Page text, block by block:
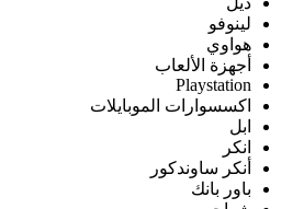
لينوفو
هواوي
أجهزة الألعاب
Playstation
اكسسوارات الموبايلات
ابل
انكر
أنكر ساوندكور
باور بانك